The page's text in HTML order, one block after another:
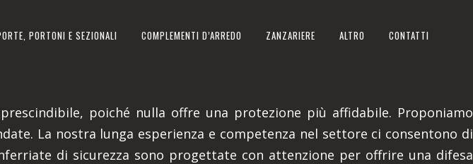
PORTONI E SEZIONALI COMPLEMENTI D’ARREDO ZANZARIERE ALTRO CONTATTI
poiché nulla offre una protezione più affidabile. Proponiamo
La nostra lunga esperienza e competenza nel settore ci consentono di
di sicurezza sono progettate con attenzione per offrire una difesa